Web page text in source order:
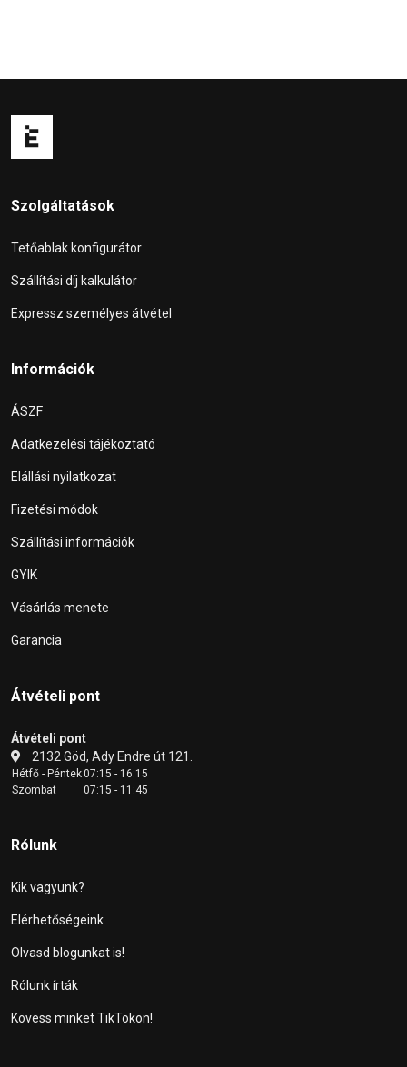
Szolgáltatások
Tetőablak konfigurátor
Szállítási díj kalkulátor
Expressz személyes átvétel
Információk
ÁSZF
Adatkezelési tájékoztató
Elállási nyilatkozat
Fizetési módok
Szállítási információk
GYIK
Vásárlás menete
Garancia
Átvételi pont
Átvételi pont
2132 Göd, Ady Endre út 121.
Hétfő - Péntek07:15 - 16:15
Szombat
07:15 - 11:45
Rólunk
Kik vagyunk?
Elérhetőségeink
Olvasd blogunkat is!
Rólunk írták
Kövess minket TikTokon!